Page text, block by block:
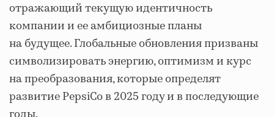
отражающий текущую идентичность
компании и ее амбициозные планы
на будущее. Глобальные обновления призваны
символизировать энергию, оптимизм и курс
на преобразования, которые определят
развитие PepsiCo в 2025 году и в последующие